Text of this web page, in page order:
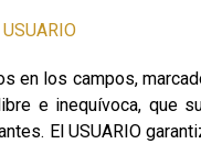
en los campos,
e inequívoca, que
El USUARIO